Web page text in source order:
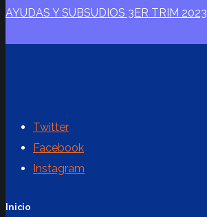
AYUDAS Y SUBSUDIOS 3ER TRIM 2023
Twitter
Facebook
Instagram
Inicio